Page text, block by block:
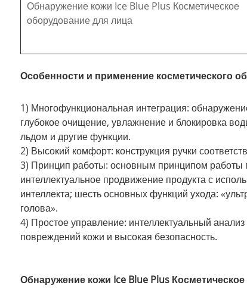
Обнаружение кожи Ice Blue Plus Косметическое
оборудование для лица
Особенности и применение косметического
1) Многофункциональная интеграция:
глубокое очищение, увлажнение и блокировка
льдом и другие функции.
2) Высокий комфорт: конструкция ручки
3) Принцип работы: основным принципом работы
интеллектуальное продвижение продукта с
интеллекта; шесть основных функций ухода:
голова».
4) Простое управление: интеллектуальный
повреждений кожи и высокая безопасность.
Обнаружение кожи Ice Blue Plus